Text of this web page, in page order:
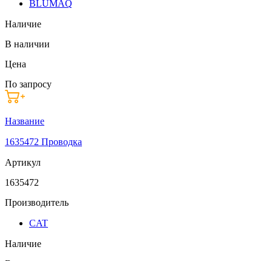
BLUMAQ
Наличие
В наличии
Цена
По запросу
Название
1635472 Проводка
Артикул
1635472
Производитель
CAT
Наличие